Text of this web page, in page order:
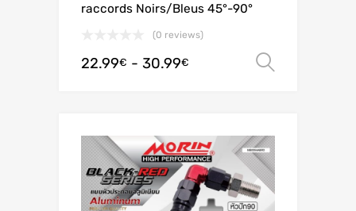
raccords Noirs/Bleus 45°-90°
(0 reviews)
22.99€ - 30.99€